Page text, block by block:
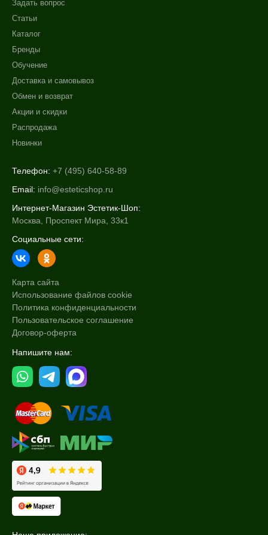
Показать еще
Ингредиенты
Время применения
Задать вопрос
Статьи
Каталог
Бренды
Обучение
Доставка и самовывоз
Обмен и возврат
Акции и скидки
Распродажа
Новинки
Телефон: +7 (495) 640-58-89
Email: info@esteticshop.ru
Интернет-Магазин Эстетик-Шоп:
Москва, Проспект Мира, 33к1
Социальные сети:
Карта сайта
Использование файлов cookie
Политика конфиденциальности
Пользовательское соглашение
Договор-оферта
Напишите нам: